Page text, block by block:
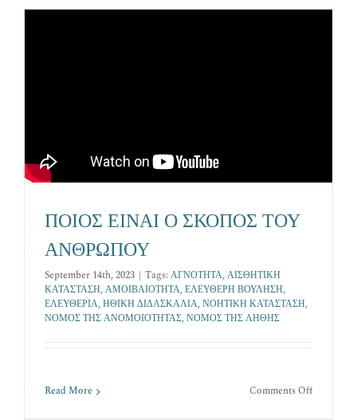
ΠΟΙΟΣ ΕΙΝΑΙ Ο ΣΚΟΠΟΣ ΤΟΥ
ΑΝΘΡΩΠΟΥ
September 14th, 2023 | Tags: ΑΓΝΟΤΗΤΑ,ΑΙΣΘΗΤΙΚΗ
ΚΑΤΑΣΤΑΣΗ,ΑΜΟΙΒΑΙΟΤΗΤΑ,ΕΛΕΥΘΕΡΗ ΒΟΥΛΗΣΗ,
ΕΛΕΥΘΕΡΙΑ,ΗΘΙΚΗ ΔΙΔΑΣΚΑΛΙΑ,ΝΟΗΤΙΚΗ ΚΑΤΑΣΤΑΣΗ,
ΝΟΜΟΣ ΤΗΣ ΑΝΟΜΟΙΟΤΗΤΑΣ,ΝΟΜΟΣ ΤΗΣ ΛΗΘΗΣ
Read More Comments Offon